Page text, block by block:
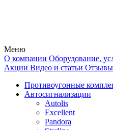
Меню
О компании Оборудование,
Акции Видео и статьи Отзывы
Противоугонные
Автосигнализации
Autolis
Excellent
Pandora